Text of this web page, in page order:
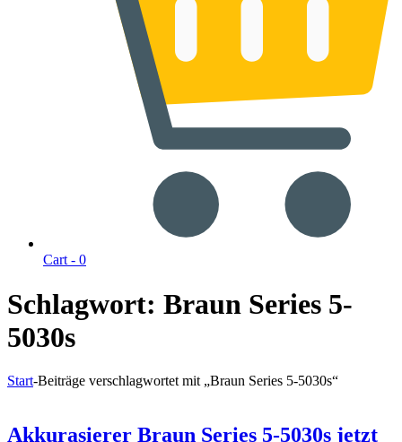
Cart - 0
Schlagwort: Braun Series 5-
5030s
Start-Beiträge verschlagwortet mit „Braun Series 5-5030s“
Akkurasierer Braun Series 5-5030s jetzt